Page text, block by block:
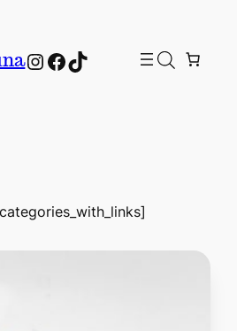
Instagram
Facebook
TikTok